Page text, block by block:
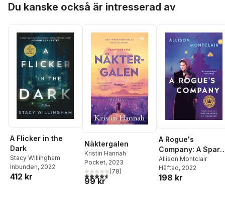
Du kanske också är intresserad av
A Flicker in the
Dark
Stacy Willingham
Inbunden, 2022
412 kr
Näktergalen
Kristin Hannah
Pocket, 2023
4,6utav 5 stjärnor. Totalt antal röster:
(78)
99 kr
A Rogue's
Company: A
& Bainbridge
Mystery
Allison Montclair
Häftad, 2022
198 kr